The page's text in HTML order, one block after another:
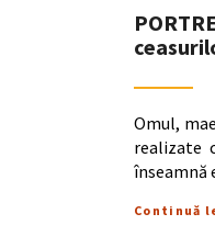
Omul,
realizate
înseamnă
Continuă